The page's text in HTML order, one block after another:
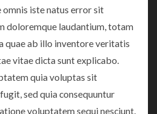
omnis iste natus error sit
doloremque laudantium, totam
quae ab illo inventore veritatis
vitae dicta sunt explicabo.
quia voluptas sit
sed quia consequuntur
voluptatem sequi nesciunt.